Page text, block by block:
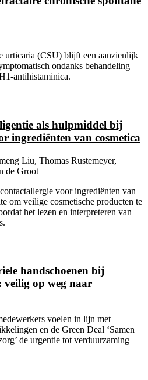
urticaria (CSU) blijft een aanzienlijk
ondanks behandeling
antihistaminica.
als hulpmiddel bij
ingrediënten van cosmetica
Liu, Thomas Rustemeyer,
de Groot
voor ingrediënten van
om veilige cosmetische producten te
het lezen en interpreteren van
handschoenen bij
op weg naar
voelen in lijn met
en de Green Deal ‘Samen
de urgentie tot verduurzaming